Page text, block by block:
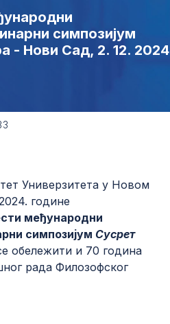
симпозијум
- Нови Сад, 2. 12.
Универзитета у Новом
године
међународни
симпозијум Сусрет
обележити и 70 година
рада Филозофског